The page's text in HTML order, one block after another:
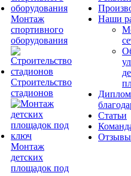
Монтаж
спортивного
оборудования
Строительство
стадионов
Монтаж
детских
площадок под
Наши
Статьи
Отзывы